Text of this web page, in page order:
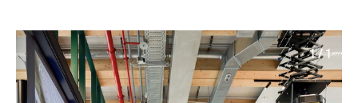
1 / 1